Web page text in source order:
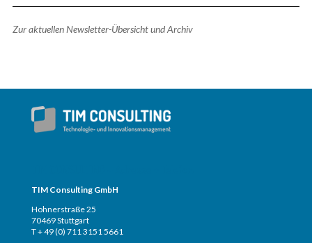
Zur aktuellen Newsletter-Übersicht und Archiv
TIM Consulting GmbH
Hohnerstraße 25
70469 Stuttgart
T + 49 (0) 711 3151 5661